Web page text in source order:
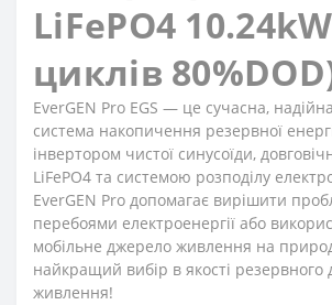
LiFePO4
циклів
EverGEN Pro EGS — це сучасна,
система накопичення резервної
інвертором чистої синусоїди,
LiFePO4 та системою розподілу
EverGEN Pro допомагає вирішити
перебоями електроенергії або
мобільне джерело живлення на
найкращий вибір в якості резервного
живлення!